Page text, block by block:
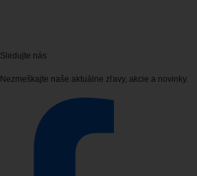
Sledujte nás
Nezmeškajte naše aktuálne zľavy, akcie a novinky.